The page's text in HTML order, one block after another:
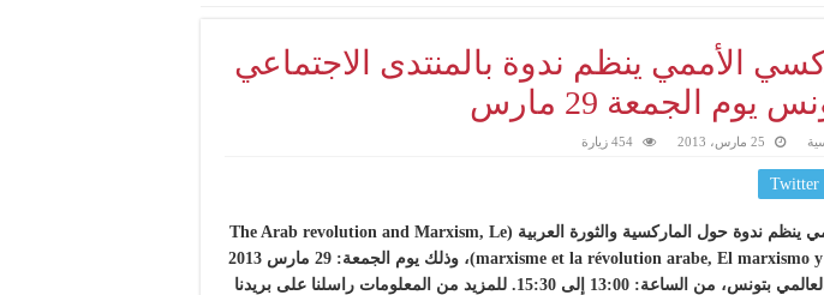
الأممي ينظم ندوة بالمنتدى الاجتماعي
يوم الجمعة 29 مارس
25 مارس، 2013 454 زيارة
Twitter
التيار الماركسي الأممي ينظم ندوة حول الماركسية والثورة العربية (The Arab revolution and Marxism, Le
marxisme et la révolution arabe, El marxismo y la revolución árabe)، وذلك يوم الجمعة: 29 مارس 2013
بالمنتدى الاجتماعي العالمي بتونس، من الساعة: 13:00 إلى 15:30. للمزيد من المعلومات راسلنا على بريدنا